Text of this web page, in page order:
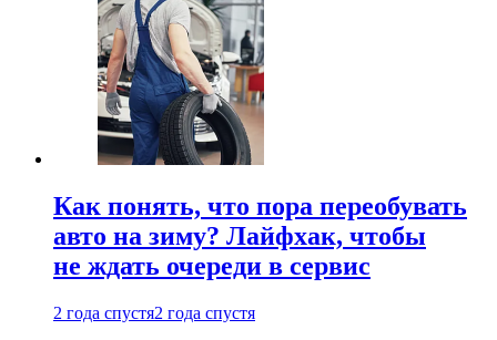
Как понять, что пора переобувать
авто на зиму? Лайфхак, чтобы
не ждать очереди в сервис
2 года спустя2 года спустя